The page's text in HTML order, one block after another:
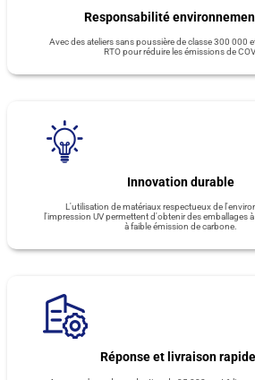
Responsabilité
Avec des ateliers sans poussière de classe 300 000
RTO pour réduire les émissions de COV.
Innovation durable
L'utilisation de matériaux respectueux de
l'impression UV permettent d'obtenir des emballages
à faible émission de carbone.
Réponse et livraison